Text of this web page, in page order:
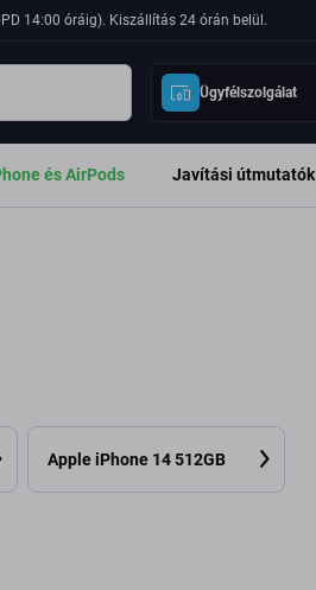
14:00 óráig). Kiszállítás 24 órán belül.
Ügyfélszolgálat
és AirPods Javítási útmutatók
Apple iPhone 14 512GB